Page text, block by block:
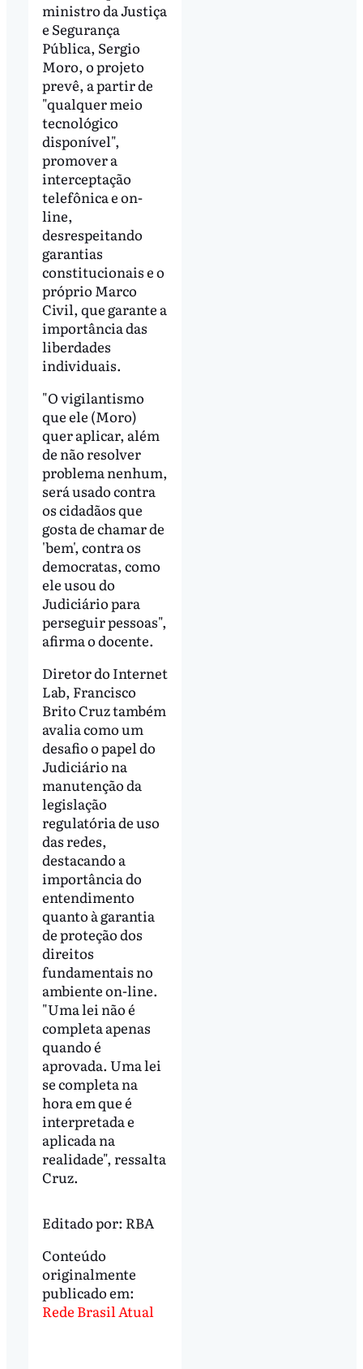
ministro da Justiça
e Segurança
Pública, Sergio
Moro, o projeto
prevê, a partir de
"qualquer meio
tecnológico
disponível",
promover a
interceptação
telefônica e on-
line,
desrespeitando
garantias
constitucionais e o
próprio Marco
Civil, que garante a
importância das
liberdades
individuais.
"O vigilantismo
que ele (Moro)
quer aplicar, além
de não resolver
problema nenhum,
será usado contra
os cidadãos que
gosta de chamar de
'bem', contra os
democratas, como
ele usou do
Judiciário para
perseguir pessoas",
afirma o docente.
Diretor do Internet
Lab, Francisco
Brito Cruz também
avalia como um
desafio o papel do
Judiciário na
manutenção da
legislação
regulatória de uso
das redes,
destacando a
importância do
entendimento
quanto à garantia
de proteção dos
direitos
fundamentais no
ambiente on-line.
"Uma lei não é
completa apenas
quando é
aprovada. Uma lei
se completa na
hora em que é
interpretada e
aplicada na
realidade", ressalta
Cruz.
Editado por: RBA
Conteúdo
originalmente
publicado em:
Rede Brasil Atual